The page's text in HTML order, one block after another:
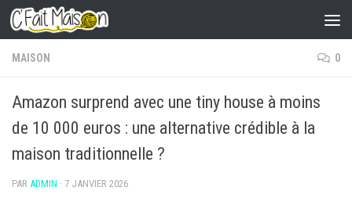
Skip to content
MAISON 0
Amazon surprend avec une tiny house à moins
de 10 000 euros : une alternative crédible à la
maison traditionnelle ?
PAR ADMIN · 7 JANVIER 2026